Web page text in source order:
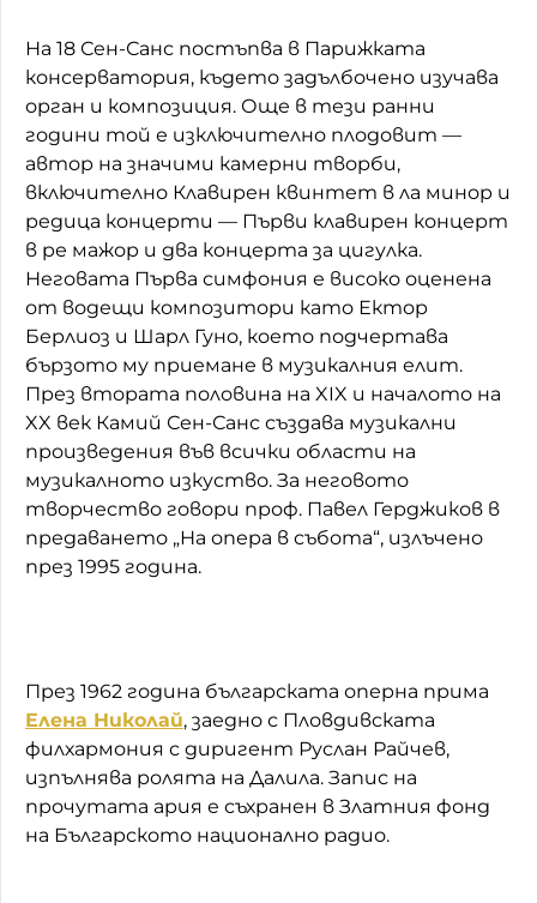
На 18 Сен-Санс постъпва в Парижката
консерватория, където задълбочено изучава
орган и композиция. Още в тези ранни
години той е изключително плодовит —
автор на значими камерни творби,
включително Клавирен квинтет в ла минор и
редица концерти — Първи клавирен концерт
в ре мажор и два концерта за цигулка.
Неговата Първа симфония е високо оценена
от водещи композитори като Ектор
Берлиоз и Шарл Гуно, което подчертава
бързото му приемане в музикалния елит.
През втората половина на XIX и началото на
XX век Камий Сен-Санс създава музикални
произведения във всички области на
музикалното изкуство. За неговото
творчество говори проф. Павел Герджиков в
предаването „На опера в събота“, излъчено
през 1995 година.
През 1962 година българската оперна прима
Елена Николай, заедно с Пловдивската
филхармония с диригент Руслан Райчев,
изпълнява ролята на Далила. Запис на
прочутата ария е съхранен в Златния фонд
на Българското национално радио.